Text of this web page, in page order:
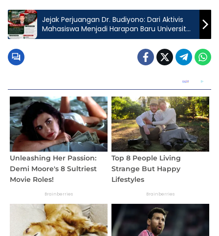
Jejak Perjuangan Dr. Budiyono: Dari Aktivis
Mahasiswa Menjadi Harapan Baru Universitas
Lampung